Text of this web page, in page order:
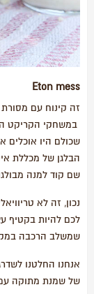
Eton mess
במשחקי הקריקט
הבלגן של מכללת
שם קוד למנה
נכון, זה לא
לכם להיות בקטיף
שמשלב הרכבה
אנחנו החלטנו
של שמנת מתוקה עם